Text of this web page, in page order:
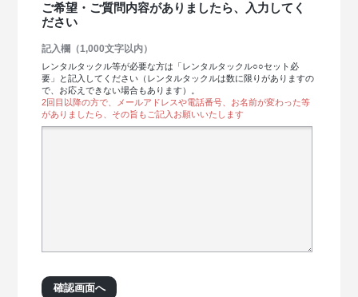
ご希望・ご質問内容がありましたら、入力してく
ださい
記入欄（1,000文字以内）
レンタルタックル等が必要な方は「レンタルタックル○○セット必
要」と記入してください（レンタルタックルは数に限りがありますの
で、お応えできない場合もあります）。
2回目以降の方で、メールアドレスや電話番号、お名前が変わった等
がありましたら、その旨もご記入お願いいたします